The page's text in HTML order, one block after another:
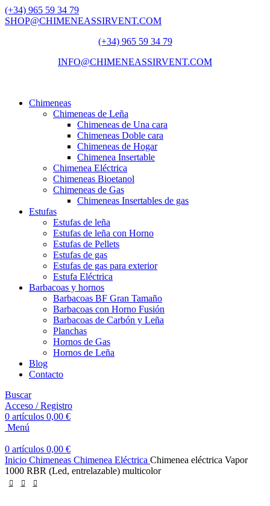
(+34) 965 59 34 79
SHOP@CHIMENEASSIRVENT.COM
(+34) 965 59 34 79
INFO@CHIMENEASSIRVENT.COM
Chimeneas
Chimeneas de Leña
Chimeneas de Una cara
Chimeneas Doble cara
Chimeneas de Hogar
Chimenea Insertable
Chimenea Eléctrica
Chimeneas Bioetanol
Chimeneas de Gas
Chimeneas Insertables de gas
Estufas
Estufas de leña
Estufas de leña con Horno
Estufas de Pellets
Estufas de gas
Estufas de gas para exterior
Estufa Eléctrica
Barbacoas y hornos
Barbacoas BF Gran Tamaño
Barbacoas con Horno Fusión
Barbacoas de Carbón y Leña
Planchas
Hornos de Gas
Hornos de Leña
Blog
Contacto
Buscar
Acceso / Registro
0 artículos 0,00 €
Menú
0 artículos 0,00 €
Inicio Chimeneas Chimenea Eléctrica Chimenea eléctrica Vapor
1000 RBR (Led, entrelazable) multicolor